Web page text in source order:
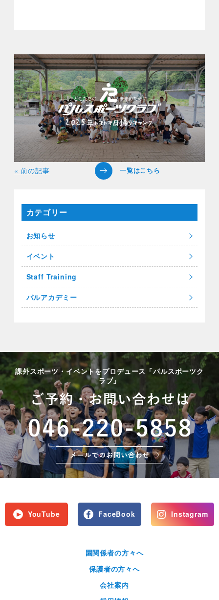
« 前の記事
カテゴリー
お知らせ
イベント
Staff Training
パルアカデミー
課外スポーツ・イベントをプロデュース「パルスポーツク
ラブ」
YouTube FaceBook Instagram
園関係者の方々へ
保護者の方々へ
会社案内